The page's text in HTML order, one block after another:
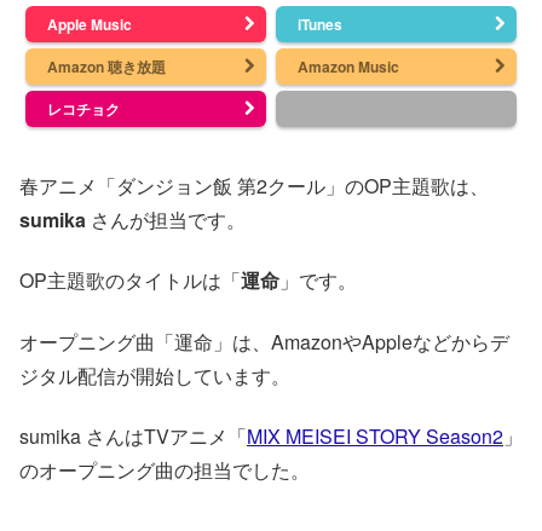
Apple Music
iTunes
Amazon 聴き放題
Amazon Music
レコチョク
春アニメ「ダンジョン飯 第2クール」のOP主題歌は、
sumika さんが担当です。
OP主題歌のタイトルは「運命 」です。
オープニング曲「運命」は、AmazonやAppleなどからデ
ジタル配信が開始しています。
sumika さんはTVアニメ「MIX MEISEI STORY Season2 」
のオープニング曲の担当でした。